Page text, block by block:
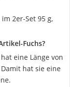
2er-Set 95 g,
Fuchs?
eine Länge von
hat sie eine